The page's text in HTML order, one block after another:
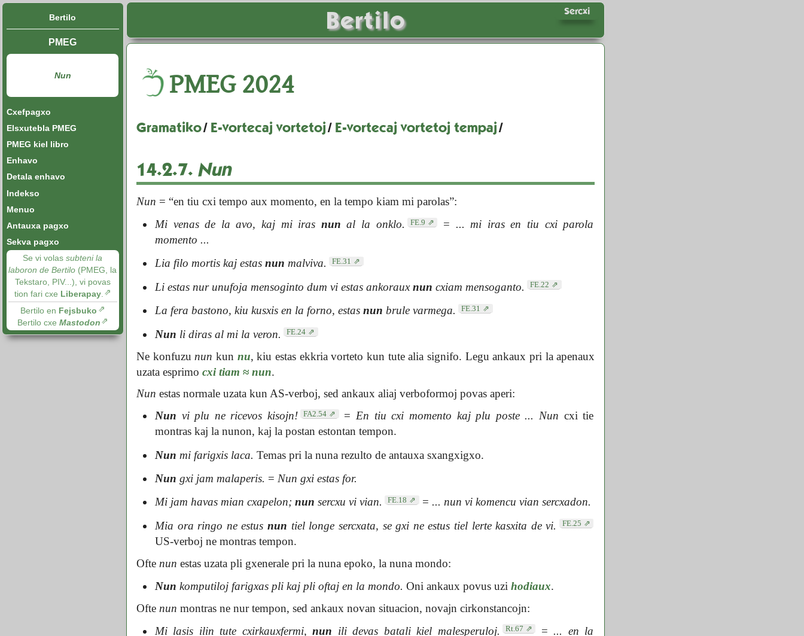
Bertilo Sercxi
Bertilo
PMEG
Nun
Cxefpagxo
Elsxutebla PMEG
PMEG kiel libro
Enhavo
Detala enhavo
Indekso
Menuo
Antauxa pagxo
Sekva pagxo
Se vi volassubteni la
laboron de Bertilo (PMEG, la
Tekstaro, PIV...), vi povas
tion fari cxe Liberapay.
Bertilo en Fejsbuko
Bertilo cxe Mastodon
PMEG2024
Gramatiko/ E-vortecaj vortetoj/ E-vortecaj vortetoj tempaj/
14.2.7. Nun
Nun = “en tiu cxi tempo aux momento, en la tempo kiam mi parolas”:
Mi venas de la avo, kaj mi iras nun al la onklo. FE.9 = ... mi iras en tiu cxi parola
momento ...
Lia filo mortis kaj estas nun malviva. FE.31
Li estas nur unufoja mensoginto dum vi estas ankorauxnun cxiam mensoganto. FE.22
La fera bastono, kiu kusxis en la forno, estas nun brule varmega. FE.31
Nun li diras al mi la veron. FE.24
Ne konfuzu nun kun nu, kiu estas ekkria vorteto kun tute alia signifo. Legu ankaux pri la apenaux
uzata esprimocxi tiam ≈nun.
Nun estas normale uzata kun AS-verboj, sed ankaux aliaj verboformoj povas aperi:
Nun vi plu ne ricevos kisojn! FA2.54 =En tiu cxi momento kaj plu poste ... Nun cxi tie
montras kaj la nunon, kaj la postan estontan tempon.
Nun mi farigxis laca. Temas pri la nuna rezulto de antauxa sxangxigxo.
Nun gxi jam malaperis. = Nun gxi estas for.
Mi jam havas mian cxapelon; nun sercxu vi vian. FE.18 = ... nun vi komencu vian sercxadon.
Mia ora ringo ne estusnun tiel longe sercxata, se gxi ne estus tiel lerte kasxita de vi. FE.25
US-verboj ne montras tempon.
Oftenun estas uzata pli gxenerale pri la nuna epoko, la nuna mondo:
Nun komputiloj farigxas pli kaj pli oftaj en la mondo. Oni ankaux povus uzi hodiaux.
Oftenun montras ne nur tempon, sed ankaux novan situacion, novajn cirkonstancojn:
Mi lasis ilin tute cxirkauxfermi,nun ili devas batali kiel malesperuloj. Rt.67 = ... en la